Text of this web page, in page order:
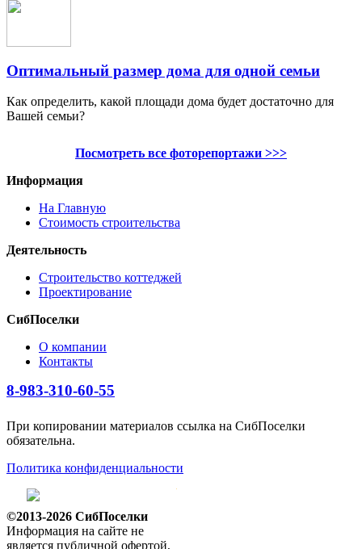
Оптимальный размер дома для одной семьи
Как определить, какой площади дома будет достаточно для
Вашей семьи?
Посмотреть все фоторепортажи >>>
Информация
На Главную
Стоимость строительства
Деятельность
Строительство коттеджей
Проектирование
СибПоселки
О компании
Контакты
8-983-310-60-55
При копировании материалов ссылка на СибПоселки
обязательна.
Политика конфиденциальности
©2013-2026 СибПоселки
Информация на сайте не
является публичной офертой,